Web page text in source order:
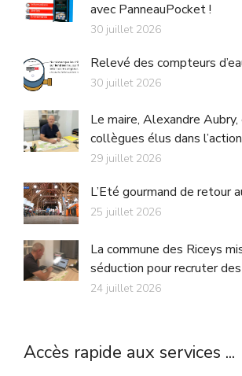
avec PanneauPocket !
30 juillet 2026
Relevé des compteurs
30 juillet 2026
Le maire, Alexandre
collègues élus dans l’action
29 juillet 2026
L’Eté gourmand de retour
25 juillet 2026
La commune des Riceys
séduction pour recruter
24 juillet 2026
Accès rapide aux services ...